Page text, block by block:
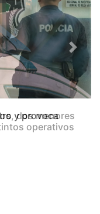
dos menores
operativos
Next